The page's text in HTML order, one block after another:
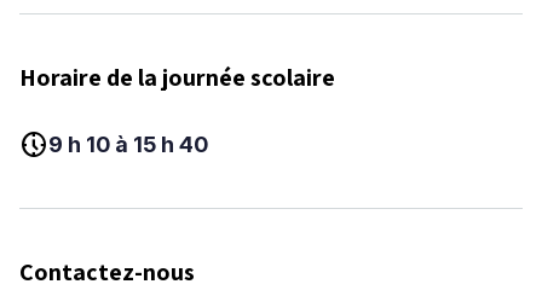
Horaire de la journée scolaire
nest_clock_farsight_analog9 h 10 à 15 h 40
Contactez-nous